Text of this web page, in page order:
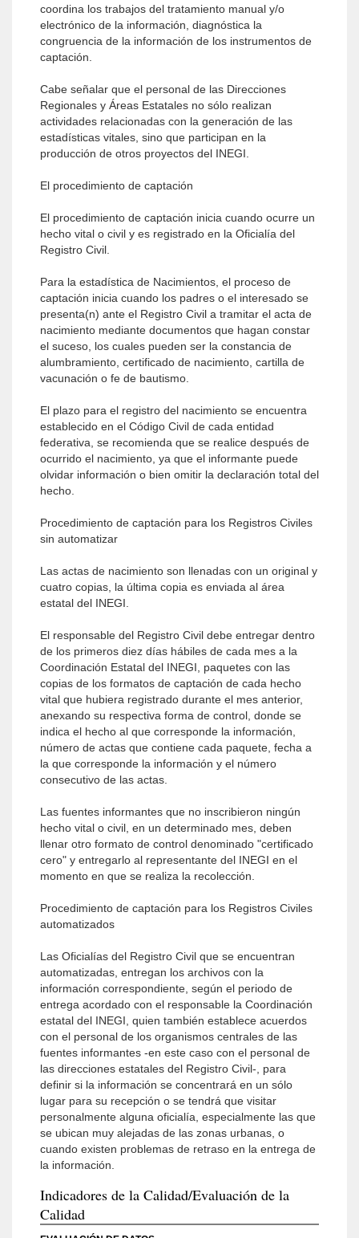
coordina los trabajos del tratamiento manual y/o
electrónico de la información, diagnóstica la
congruencia de la información de los instrumentos de
captación.
Cabe señalar que el personal de las Direcciones
Regionales y Áreas Estatales no sólo realizan
actividades relacionadas con la generación de las
estadísticas vitales, sino que participan en la
producción de otros proyectos del INEGI.
El procedimiento de captación
El procedimiento de captación inicia cuando ocurre un
hecho vital o civil y es registrado en la Oficialía del
Registro Civil.
Para la estadística de Nacimientos, el proceso de
captación inicia cuando los padres o el interesado se
presenta(n) ante el Registro Civil a tramitar el acta de
nacimiento mediante documentos que hagan constar
el suceso, los cuales pueden ser la constancia de
alumbramiento, certificado de nacimiento, cartilla de
vacunación o fe de bautismo.
El plazo para el registro del nacimiento se encuentra
establecido en el Código Civil de cada entidad
federativa, se recomienda que se realice después de
ocurrido el nacimiento, ya que el informante puede
olvidar información o bien omitir la declaración total del
hecho.
Procedimiento de captación para los Registros Civiles
sin automatizar
Las actas de nacimiento son llenadas con un original y
cuatro copias, la última copia es enviada al área
estatal del INEGI.
El responsable del Registro Civil debe entregar dentro
de los primeros diez días hábiles de cada mes a la
Coordinación Estatal del INEGI, paquetes con las
copias de los formatos de captación de cada hecho
vital que hubiera registrado durante el mes anterior,
anexando su respectiva forma de control, donde se
indica el hecho al que corresponde la información,
número de actas que contiene cada paquete, fecha a
la que corresponde la información y el número
consecutivo de las actas.
Las fuentes informantes que no inscribieron ningún
hecho vital o civil, en un determinado mes, deben
llenar otro formato de control denominado "certificado
cero" y entregarlo al representante del INEGI en el
momento en que se realiza la recolección.
Procedimiento de captación para los Registros Civiles
automatizados
Las Oficialías del Registro Civil que se encuentran
automatizadas, entregan los archivos con la
información correspondiente, según el periodo de
entrega acordado con el responsable la Coordinación
estatal del INEGI, quien también establece acuerdos
con el personal de los organismos centrales de las
fuentes informantes -en este caso con el personal de
las direcciones estatales del Registro Civil-, para
definir si la información se concentrará en un sólo
lugar para su recepción o se tendrá que visitar
personalmente alguna oficialía, especialmente las que
se ubican muy alejadas de las zonas urbanas, o
cuando existen problemas de retraso en la entrega de
la información.
Indicadores de la Calidad/Evaluación de la
Calidad